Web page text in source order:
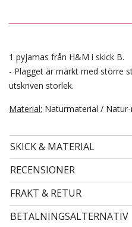
1 pyjamas från H&M i skick B.
- Plagget är märkt med större
utskriven storlek.
Material: Naturmaterial /
SKICK & MATERIAL
RECENSIONER
FRAKT & RETUR
BETALNINGSALTERNATIV